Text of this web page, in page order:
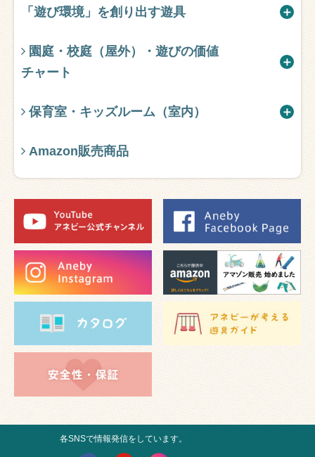
「遊び環境」を創り出す遊具
園庭・校庭（屋外）・遊びの価値
チャート
保育室・キッズルーム（室内）
Amazon販売商品
各SNSで情報発信をしています。